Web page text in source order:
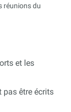
réunions du
et les
pas être écrits